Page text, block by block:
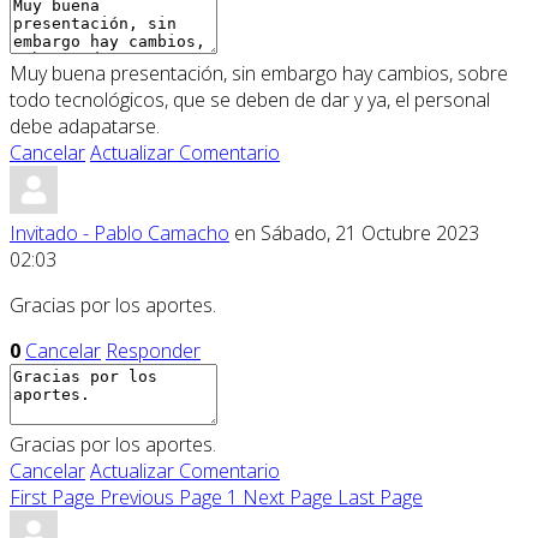
Muy buena presentación, sin embargo hay cambios, sobre
todo tecnológicos, que se deben de dar y ya, el personal
debe adapatarse.
CancelarActualizar Comentario
Invitado - Pablo Camacho en Sábado, 21 Octubre 2023
02:03
Gracias por los aportes.
0 Cancelar Responder
Gracias por los aportes.
CancelarActualizar Comentario
First Page Previous Page 1 Next Page Last Page